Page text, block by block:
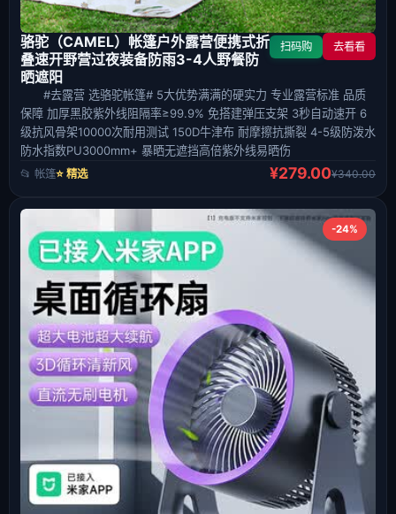
骆驼（CAMEL）帐篷户外露营便携式折
叠速开野营过夜装备防雨3-4人野餐防
晒遮阳
扫码购 去看看
#去露营 选骆驼帐篷# 5大优势满满的硬实力 专业露营标准 品质
保障 加厚黑胶紫外线阻隔率≥99.9% 免搭建弹压支架 3秒自动速开 6
级抗风骨架10000次耐用测试 150D牛津布 耐摩擦抗撕裂 4-5级防泼水
防水指数PU3000mm+ 暴晒无遮挡高倍紫外线易晒伤
📂 帐篷⭐ 精选 ¥279.00¥340.00
-24%